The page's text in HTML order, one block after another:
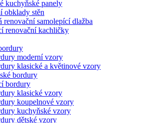
kuchyňské panely
obklady stěn
renovační samolepící dlažba
renovační kachličky
moderní vzory
klasické a květinové vzory
bordury
bordury
klasické vzory
koupelnové vzory
kuchyňské vzory
dětské vzory